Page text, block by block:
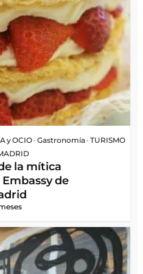
y OCIO • Gastronomía • TURISMO
la mítica
de
meses